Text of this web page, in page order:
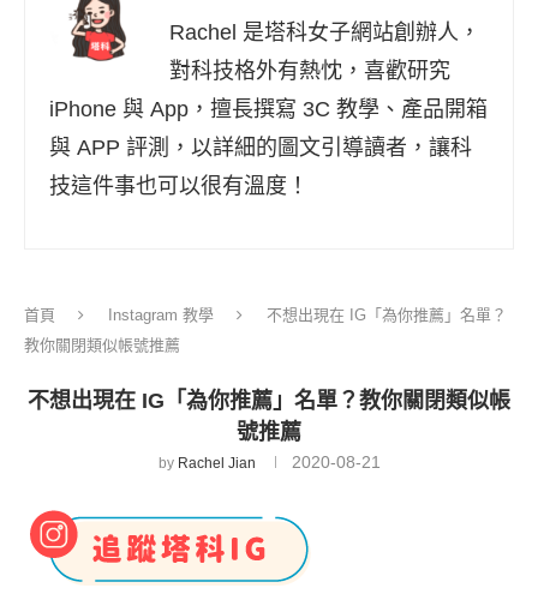
Rachel 是塔科女子網站創辦人，
對科技格外有熱忱，喜歡研究
iPhone 與 App，擅長撰寫 3C 教學、產品開箱
與 APP 評測，以詳細的圖文引導讀者，讓科
技這件事也可以很有溫度！
首頁 Instagram 教學
不想出現在 IG「為你推薦」名單？
教你關閉類似帳號推薦
不想出現在 IG「為你推薦」名單？教你關閉類似帳
號推薦
by Rachel Jian 2020-08-21